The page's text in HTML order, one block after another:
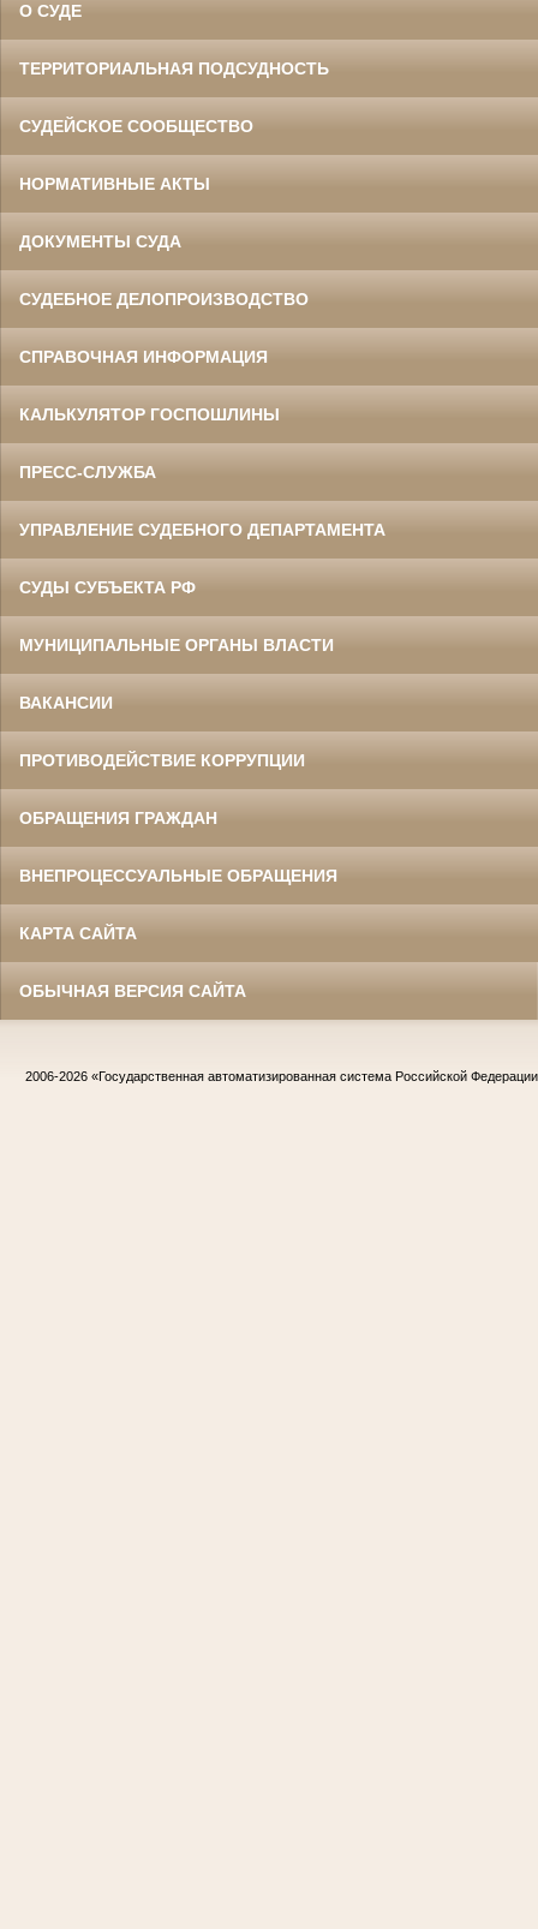
О СУДЕ
ТЕРРИТОРИАЛЬНАЯ ПОДСУДНОСТЬ
СУДЕЙСКОЕ СООБЩЕСТВО
НОРМАТИВНЫЕ АКТЫ
ДОКУМЕНТЫ СУДА
СУДЕБНОЕ ДЕЛОПРОИЗВОДСТВО
СПРАВОЧНАЯ ИНФОРМАЦИЯ
КАЛЬКУЛЯТОР ГОСПОШЛИНЫ
ПРЕСС-СЛУЖБА
УПРАВЛЕНИЕ СУДЕБНОГО ДЕПАРТАМЕНТА
СУДЫ СУБЪЕКТА РФ
МУНИЦИПАЛЬНЫЕ ОРГАНЫ ВЛАСТИ
ВАКАНСИИ
ПРОТИВОДЕЙСТВИЕ КОРРУПЦИИ
ОБРАЩЕНИЯ ГРАЖДАН
ВНЕПРОЦЕССУАЛЬНЫЕ ОБРАЩЕНИЯ
КАРТА САЙТА
ОБЫЧНАЯ ВЕРСИЯ САЙТА
2006-2026 «Государственная автоматизированная система Российской